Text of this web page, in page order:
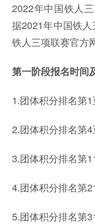
2022年中国铁人
据2021年中国铁
铁人三项联赛官方
第一阶段报名时间
1.团体积分排名第1
2.团体积分排名第4
3.团体积分排名第
4.团体积分排名第
5.团体积分排名第